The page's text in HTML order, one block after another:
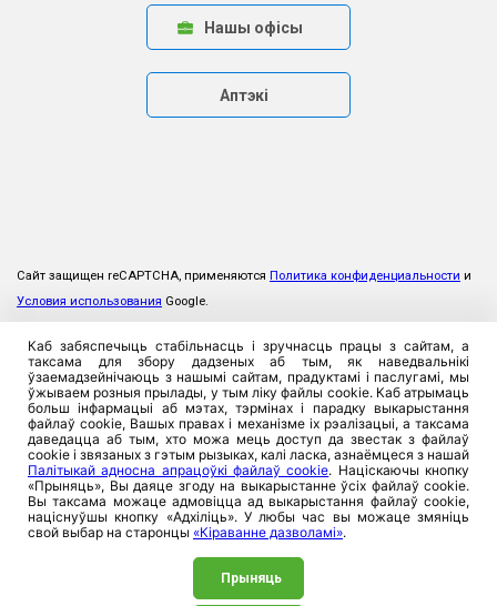
Нашы офісы
Аптэкі
Сайт защищен reCAPTCHA, применяются Политика конфиденциальности и
Условия использования Google.
Каб забяспечыць стабільнасць і зручнасць працы з сайтам, а
таксама для збору дадзеных аб тым, як наведвальнікі
ўзаемадзейнічаюць з нашымі сайтам, прадуктамі і паслугамі, мы
ўжываем розныя прылады, у тым ліку файлы cookie. Каб атрымаць
больш інфармацыі аб мэтах, тэрмінах і парадку выкарыстання
файлаў cookie, Вашых правах і механізме іх рэалізацыі, а таксама
даведацца аб тым, хто можа мець доступ да звестак з файлаў
cookie і звязаных з гэтым рызыках, калі ласка, азнаёмцеся з нашай
Палітыкай адносна апрацоўкі файлаў cookie. Націскаючы кнопку
«Прыняць», Вы даяце згоду на выкарыстанне ўсіх файлаў cookie.
Вы таксама можаце адмовіцца ад выкарыстання файлаў cookie,
націснуўшы кнопку «Адхіліць». У любы час вы можаце змяніць
свой выбар на старонцы «Кіраванне дазволамі».
Прыняць